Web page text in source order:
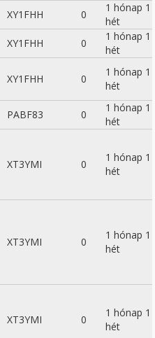
XY1FHH 0
1 hónap 1
hét
XY1FHH 0
1 hónap 1
hét
XY1FHH 0
1 hónap 1
hét
PABF83 0
1 hónap 1
hét
XT3YMI 0
1 hónap 1
hét
XT3YMI 0
1 hónap 1
hét
XT3YMI 0
1 hónap 1
hét